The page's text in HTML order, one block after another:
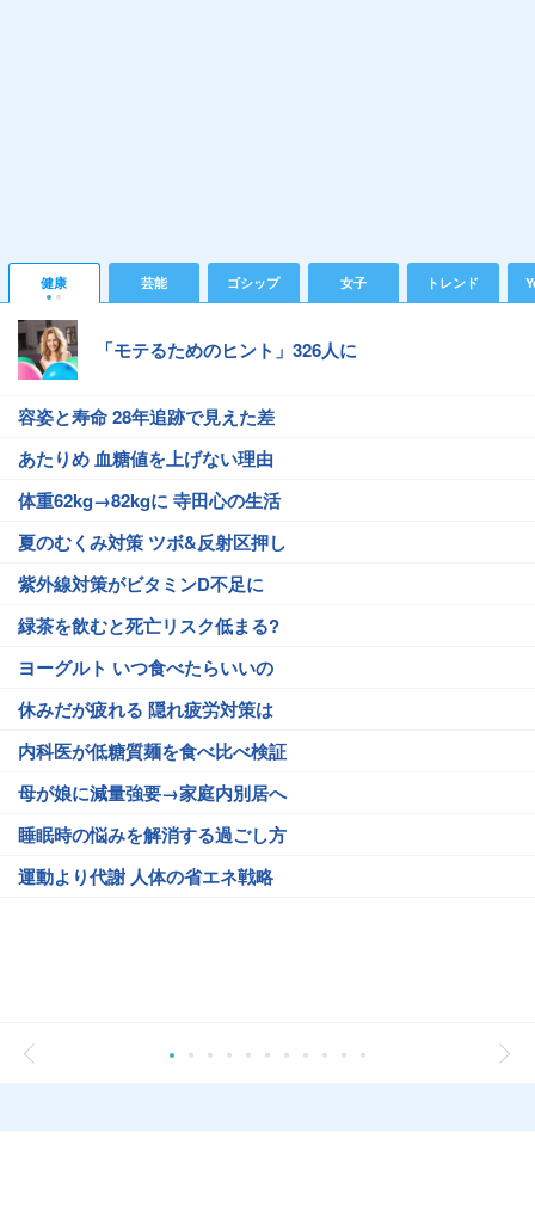
健康 芸能 ゴシップ 女子 トレンド
「モテるためのヒント」326人に
容姿と寿命 28年追跡で見えた差
あたりめ 血糖値を上げない理由
体重62kg→82kgに 寺田心の生活
夏のむくみ対策 ツボ&反射区押し
紫外線対策がビタミンD不足に
緑茶を飲むと死亡リスク低まる?
ヨーグルト いつ食べたらいいの
休みだが疲れる 隠れ疲労対策は
内科医が低糖質麺を食べ比べ検証
母が娘に減量強要→家庭内別居へ
睡眠時の悩みを解消する過ごし方
運動より代謝 人体の省エネ戦略